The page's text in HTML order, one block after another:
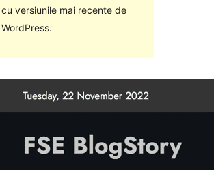
cu versiunile mai recente de
WordPress.